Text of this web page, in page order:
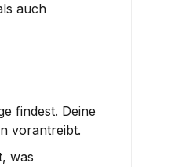
auch
findest. Deine
vorantreibt.
was